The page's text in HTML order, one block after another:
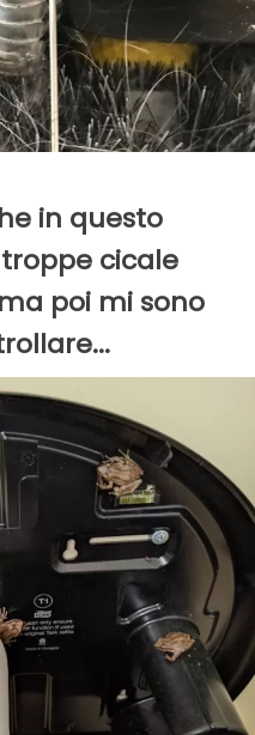
in questo
cicale
poi mi sono